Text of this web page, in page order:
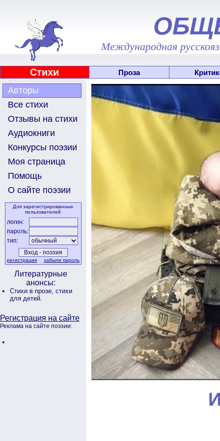
Международная
Стихи Проза
Авторы
Все стихи
Отзывы на стихи
Аудиокниги
Конкурсы поэзии
Моя страница
Помощь
О сайте поэзии
Для зарегистрированных
пользователей
логин:
пароль:
тип:
регистрация забыли пароль
Литературные
анонсы:
Стихи в прозе, стихи
для детей.
Регистрация на сайте
Реклама на сайте поэзии: